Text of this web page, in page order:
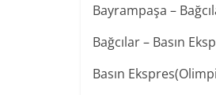
Bağcılar – Basın
Basın